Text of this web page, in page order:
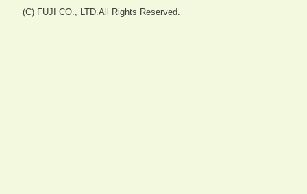
(C) FUJI CO., LTD.All Rights Reserved.